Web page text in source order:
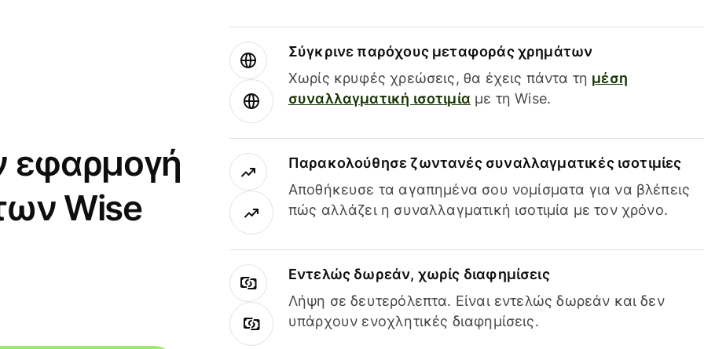
εφαρμογή
Wise
Σύγκρινε παρόχους μεταφοράς χρημάτων
Χωρίς κρυφές χρεώσεις, θα έχεις πάντα τη μέση
συναλλαγματική ισοτιμία με τη Wise.
Παρακολούθησε ζωντανές συναλλαγματικές ισοτιμίες
Αποθήκευσε τα αγαπημένα σου νομίσματα για να βλέπεις
πώς αλλάζει η συναλλαγματική ισοτιμία με τον χρόνο.
Εντελώς δωρεάν, χωρίς διαφημίσεις
Λήψη σε δευτερόλεπτα. Είναι εντελώς δωρεάν και δεν
υπάρχουν ενοχλητικές διαφημίσεις.